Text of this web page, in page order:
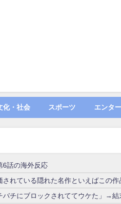
化・社会 スポーツ エンタ
6話の海外反応
れている隠れた名作といえばこの作
チにブロックされててウケた」→結